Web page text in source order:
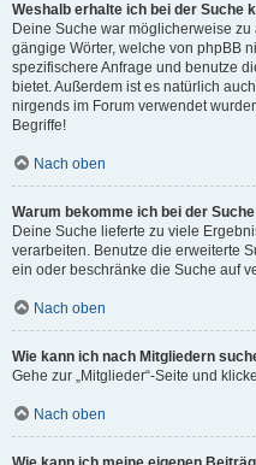
Weshalb erhalte ich bei der Suche
Deine Suche war möglicherweise
gängige Wörter, welche von phpBB
spezifischere Anfrage und benutze
bietet. Außerdem ist es natürlich
nirgends im Forum verwendet
Begriffe!
Nach oben
Warum bekomme ich bei der
Deine Suche lieferte zu viele
verarbeiten. Benutze die erweiterte
ein oder beschränke die Suche auf
Nach oben
Wie kann ich nach Mitgliedern
Gehe zur „Mitglieder“-Seite und
Nach oben